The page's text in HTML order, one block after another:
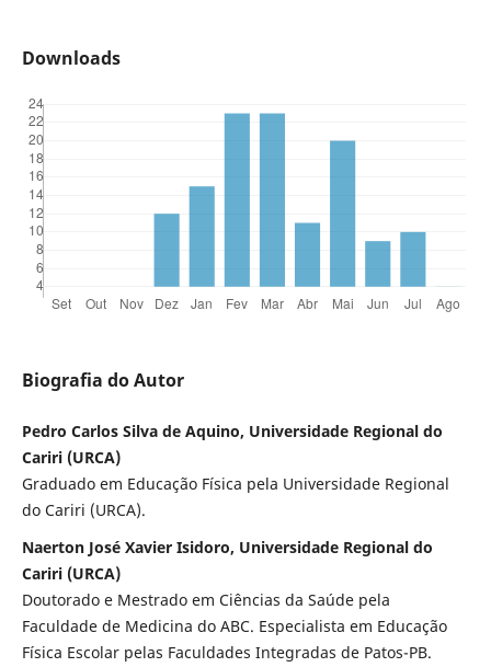
Downloads
Biografia do Autor
Pedro Carlos Silva de Aquino, Universidade Regional do
Cariri (URCA)
Graduado em Educação Física pela Universidade Regional
do Cariri (URCA).
Naerton José Xavier Isidoro, Universidade Regional do
Cariri (URCA)
Doutorado e Mestrado em Ciências da Saúde pela
Faculdade de Medicina do ABC. Especialista em Educação
Física Escolar pelas Faculdades Integradas de Patos-PB.